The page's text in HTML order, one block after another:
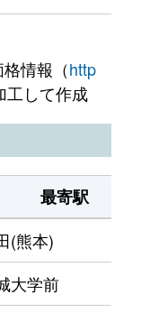
Ｒ・熊本電鉄)
Ｒ・熊本電鉄)
Ｒ・熊本電鉄)
本)
情報（http
工して作成
最寄駅
(熊本)
大学前